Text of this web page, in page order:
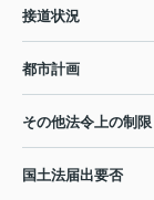
接道状況
都市計画
その他法令上の制限
国土法届出要否